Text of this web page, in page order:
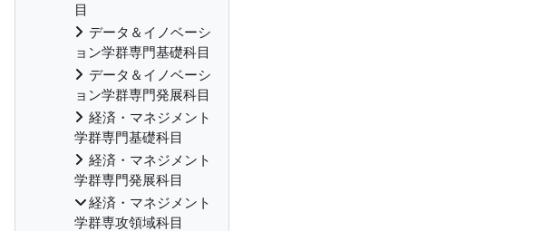
目
データ＆イノベーシ
ョン学群専門基礎科目
データ＆イノベーシ
ョン学群専門発展科目
経済・マネジメント
学群専門基礎科目
経済・マネジメント
学群専門発展科目
経済・マネジメント
学群専攻領域科目